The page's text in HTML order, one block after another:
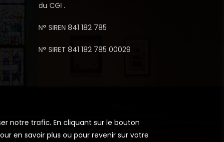
du CGI .
N° SIREN 841 182 785
N° SIRET 841 182 785 00029
notre trafic. En cliquant sur le bouton
en savoir plus ou pour revenir sur votre